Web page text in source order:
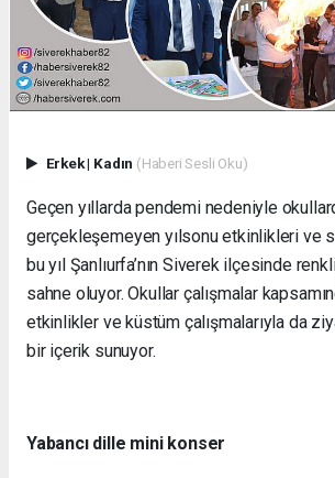
Erkek| Kadın (Haberi Sesli Oku)
Geçen yıllarda pendemi nedeniyle
gerçekleşemeyen yılsonu etkinlikleri ve
bu yıl Şanlıurfa’nın Siverek ilçesinde
sahne oluyor. Okullar çalışmalar
etkinlikler ve küstüm çalışmalarıyla da
bir içerik sunuyor.
Yabancı dille mini konser